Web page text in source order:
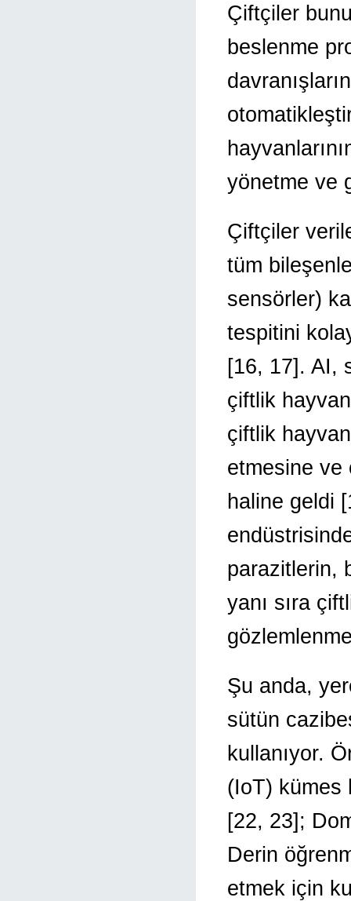
Çiftçiler
beslenme
yönetme ve
Çiftçiler
tüm
sensörler)
tespitini
[16, 17]. AI,
çiftlik
çiftlik
etmesine ve
haline geldi
parazitlerin,
yanı sıra
Şu anda,
sütün
kullanıyor.
(IoT) kümes
[22, 23];
Derin
etmek için